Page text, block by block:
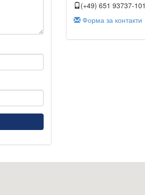
(+49) 651 93737-101
Форма за контакти